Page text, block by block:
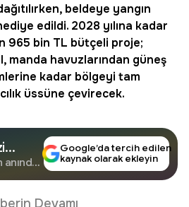
beldeye yangın
edildi. 2028 yılına kadar
965 bin TL bütçeli proje;
manda havuzlarından güneş
kadar bölgeyi tam
üssüne çevirecek.
Google’da tercih edilen
kaynak olarak ekleyin
Devamı